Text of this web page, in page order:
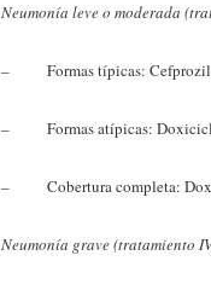
Neumonía leve o moderada
– Formas típicas:
– Formas atípicas:
– Cobertura completa:
Neumonía grave (tratamiento